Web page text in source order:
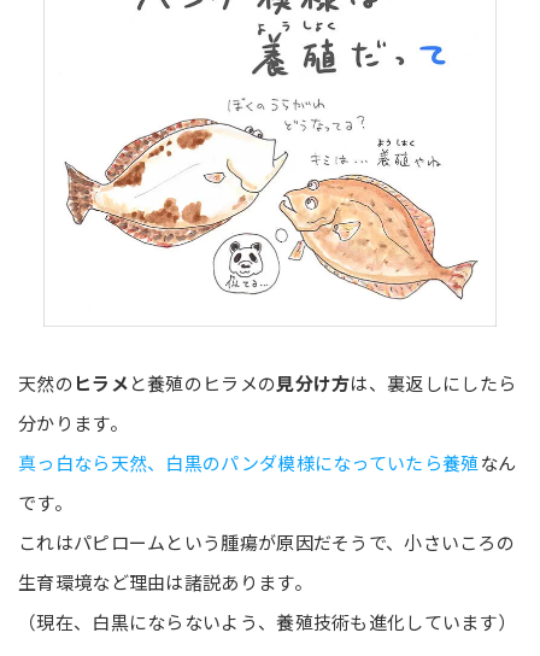
天然のヒラメと養殖のヒラメの見分け方は、裏返しにしたら
分かります。
真っ白なら天然、白黒のパンダ模様になっていたら養殖なん
です。
これはパピロームという腫瘍が原因だそうで、小さいころの
生育環境など理由は諸説あります。
（現在、白黒にならないよう、養殖技術も進化しています）